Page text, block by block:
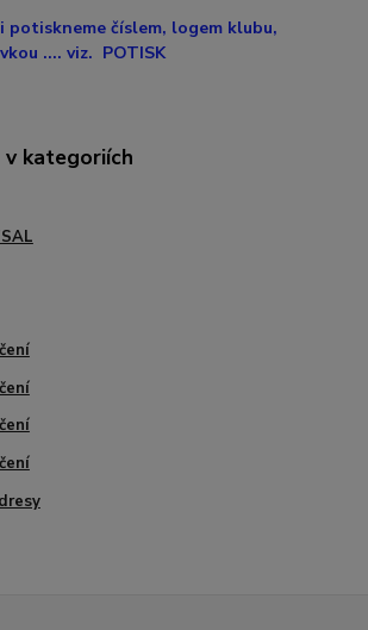
potiskneme číslem, logem klubu,
.... viz. POTISK
v kategoriích